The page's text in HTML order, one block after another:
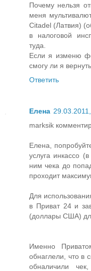
Почему нельзя
меня
Citadel (Латвия)
в налоговой
туда.
Если я изменю
смогу ли я
Ответить
Елена
marksik
Елена,
услуга инкассо
ним чека до
проходит
Для
в Приват 24 и
(доллары США)
Именно
обнаглели, что в
обналичили